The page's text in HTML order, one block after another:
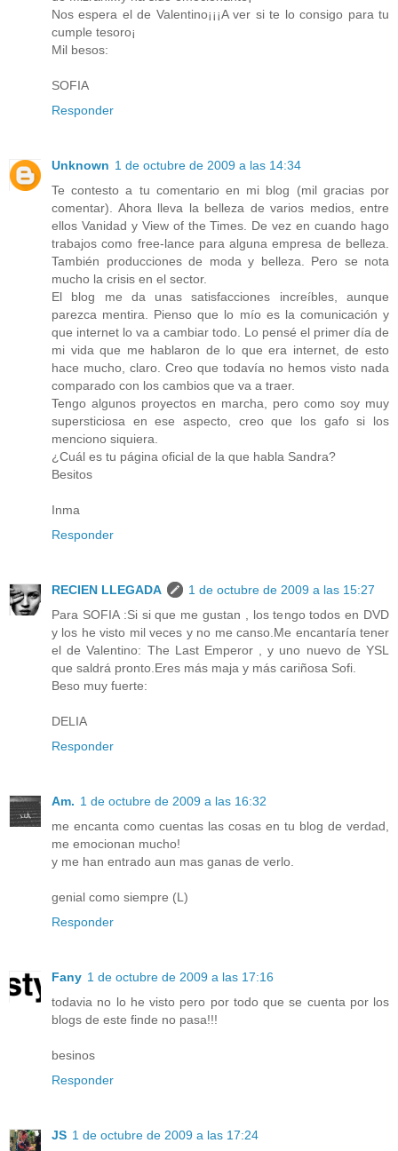
Nos espera el de Valentino¡¡¡A ver si te lo consigo para tu
cumple tesoro¡
Mil besos:
SOFIA
Responder
Unknown 1 de octubre de 2009 a las 14:34
Te contesto a tu comentario en mi blog (mil gracias por
comentar). Ahora lleva la belleza de varios medios, entre
ellos Vanidad y View of the Times. De vez en cuando hago
trabajos como free-lance para alguna empresa de belleza.
También producciones de moda y belleza. Pero se nota
mucho la crisis en el sector.
El blog me da unas satisfacciones increíbles, aunque
parezca mentira. Pienso que lo mío es la comunicación y
que internet lo va a cambiar todo. Lo pensé el primer día de
mi vida que me hablaron de lo que era internet, de esto
hace mucho, claro. Creo que todavía no hemos visto nada
comparado con los cambios que va a traer.
Tengo algunos proyectos en marcha, pero como soy muy
supersticiosa en ese aspecto, creo que los gafo si los
menciono siquiera.
¿Cuál es tu página oficial de la que habla Sandra?
Besitos
Inma
Responder
RECIEN LLEGADA
1 de octubre de 2009 a las 15:27
Para SOFIA :Si si que me gustan , los tengo todos en DVD
y los he visto mil veces y no me canso.Me encantaría tener
el de Valentino: The Last Emperor , y uno nuevo de YSL
que saldrá pronto.Eres más maja y más cariñosa Sofi.
Beso muy fuerte:
DELIA
Responder
Am. 1 de octubre de 2009 a las 16:32
me encanta como cuentas las cosas en tu blog de verdad,
me emocionan mucho!
y me han entrado aun mas ganas de verlo.
genial como siempre (L)
Responder
Fany 1 de octubre de 2009 a las 17:16
todavia no lo he visto pero por todo que se cuenta por los
blogs de este finde no pasa!!!
besinos
Responder
JS 1 de octubre de 2009 a las 17:24